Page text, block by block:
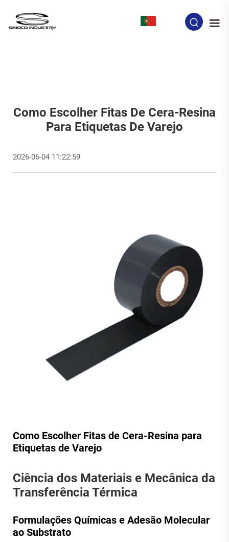
Como Escolher Fitas De Cera-Resina
Para Etiquetas De Varejo
2026-06-04 11:22:59
Como Escolher Fitas de Cera-Resina para
Etiquetas de Varejo
Ciência dos Materiais e Mecânica da
Transferência Térmica
Formulações Químicas e Adesão Molecular
ao Substrato